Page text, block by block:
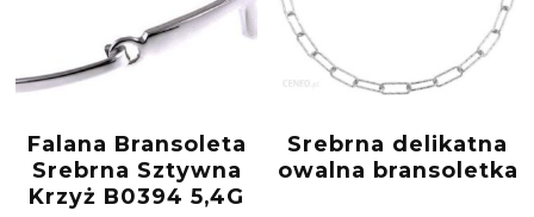
Falana Bransoleta
Srebrna Sztywna
Krzyż B0394 5,4G
Srebrna delikatna
owalna bransoletka